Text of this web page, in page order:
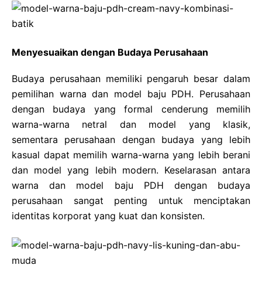
Menyesuaikan dengan Budaya Perusahaan
Budaya perusahaan memiliki pengaruh besar dalam
pemilihan warna dan model baju PDH. Perusahaan
dengan budaya yang formal cenderung memilih
warna-warna netral dan model yang klasik,
sementara perusahaan dengan budaya yang lebih
kasual dapat memilih warna-warna yang lebih berani
dan model yang lebih modern. Keselarasan antara
warna dan model baju PDH dengan budaya
perusahaan sangat penting untuk menciptakan
identitas korporat yang kuat dan konsisten.